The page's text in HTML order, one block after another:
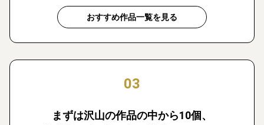
おすすめ作品一覧を見る
03
まずは沢山の作品の中から10個、